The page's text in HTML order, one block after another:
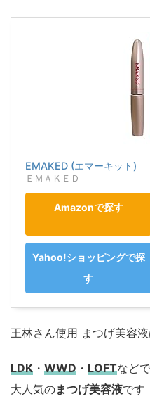
EMAKED (エマーキット)
ＥＭＡＫＥＤ
Amazonで探す
Yahoo!ショッピングで探
す
王林さん使用 まつげ美容
LDK ・ WWD ・ LOFTなどで
大人気のまつげ美容液です